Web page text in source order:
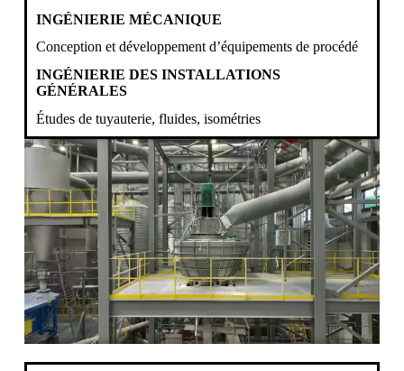
INGÉNIERIE MÉCANIQUE
Conception et développement d’équipements de procédé
INGÉNIERIE DES INSTALLATIONS
GÉNÉRALES
Études de tuyauterie, fluides, isométries